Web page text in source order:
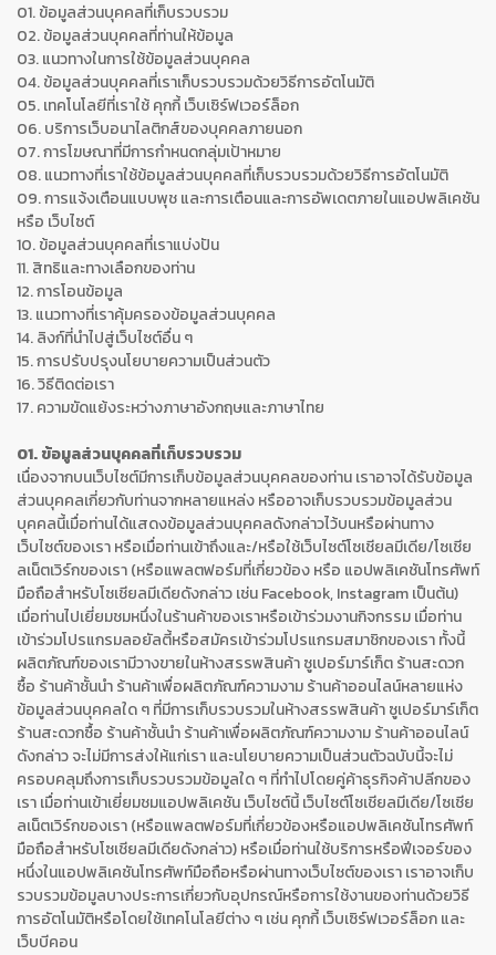
01. ข้อมูลส่วนบุคคลที่เก็บรวบรวม
02. ข้อมูลส่วนบุคคลที่ท่านให้ข้อมูล
03. แนวทางในการใช้ข้อมูลส่วนบุคคล
04. ข้อมูลส่วนบุคคลที่เราเก็บรวบรวมด้วยวิธีการอัตโนมัติ
05. เทคโนโลยีที่เราใช้ คุกกี้ เว็บเซิร์ฟเวอร์ล็อก
06. บริการเว็บอนาไลติกส์ของบุคคลภายนอก
07. การโฆษณาที่มีการกำหนดกลุ่มเป้าหมาย
08. แนวทางที่เราใช้ข้อมูลส่วนบุคคลที่เก็บรวบรวมด้วยวิธีการอัตโนมัติ
09. การแจ้งเตือนแบบพุช และการเตือนและการอัพเดตภายในแอปพลิเคชัน
หรือ เว็บไซต์
10. ข้อมูลส่วนบุคคลที่เราแบ่งปัน
11. สิทธิและทางเลือกของท่าน
12. การโอนข้อมูล
13. แนวทางที่เราคุ้มครองข้อมูลส่วนบุคคล
14. ลิงก์ที่นำไปสู่เว็บไซต์อื่น ๆ
15. การปรับปรุงนโยบายความเป็นส่วนตัว
16. วิธีติดต่อเรา
17. ความขัดแย้งระหว่างภาษาอังกฤษและภาษาไทย
01. ข้อมูลส่วนบุคคลที่เก็บรวบรวม
เนื่องจากบนเว็บไซต์มีการเก็บข้อมูลส่วนบุคคลของท่าน เราอาจได้รับข้อมูล
ส่วนบุคคลเกี่ยวกับท่านจากหลายแหล่ง หรืออาจเก็บรวบรวมข้อมูลส่วน
บุคคลนี้เมื่อท่านได้แสดงข้อมูลส่วนบุคคลดังกล่าวไว้บนหรือผ่านทาง
เว็บไซต์ของเรา หรือเมื่อท่านเข้าถึงและ/หรือใช้เว็บไซต์โซเชียลมีเดีย/โซเชีย
ลเน็ตเวิร์กของเรา (หรือแพลตฟอร์มที่เกี่ยวข้อง หรือ แอปพลิเคชันโทรศัพท์
มือถือสำหรับโซเชียลมีเดียดังกล่าว เช่น Facebook, Instagram เป็นต้น)
เมื่อท่านไปเยี่ยมชมหนึ่งในร้านค้าของเราหรือเข้าร่วมงานกิจกรรม เมื่อท่าน
เข้าร่วมโปรแกรมลอยัลตี้หรือสมัครเข้าร่วมโปรแกรมสมาชิกของเรา ทั้งนี้
ผลิตภัณฑ์ของเรามีวางขายในห้างสรรพสินค้า ซูเปอร์มาร์เก็ต ร้านสะดวก
ซื้อ ร้านค้าชั้นนำ ร้านค้าเพื่อผลิตภัณฑ์ความงาม ร้านค้าออนไลน์หลายแห่ง
ข้อมูลส่วนบุคคลใด ๆ ที่มีการเก็บรวบรวมในห้างสรรพสินค้า ซูเปอร์มาร์เก็ต
ร้านสะดวกซื้อ ร้านค้าชั้นนำ ร้านค้าเพื่อผลิตภัณฑ์ความงาม ร้านค้าออนไลน์
ดังกล่าว จะไม่มีการส่งให้แก่เรา และนโยบายความเป็นส่วนตัวฉบับนี้จะไม่
ครอบคลุมถึงการเก็บรวบรวมข้อมูลใด ๆ ที่ทำไปโดยคู่ค้าธุรกิจค้าปลีกของ
เรา เมื่อท่านเข้าเยี่ยมชมแอปพลิเคชัน เว็บไซต์นี้ เว็บไซต์โซเชียลมีเดีย/โซเชีย
ลเน็ตเวิร์กของเรา (หรือแพลตฟอร์มที่เกี่ยวข้องหรือแอปพลิเคชันโทรศัพท์
มือถือสำหรับโซเชียลมีเดียดังกล่าว) หรือเมื่อท่านใช้บริการหรือฟีเจอร์ของ
หนึ่งในแอปพลิเคชันโทรศัพท์มือถือหรือผ่านทางเว็บไซต์ของเรา เราอาจเก็บ
รวบรวมข้อมูลบางประการเกี่ยวกับอุปกรณ์หรือการใช้งานของท่านด้วยวิธี
การอัตโนมัติหรือโดยใช้เทคโนโลยีต่าง ๆ เช่น คุกกี้ เว็บเซิร์ฟเวอร์ล็อก และ
เว็บบีคอน